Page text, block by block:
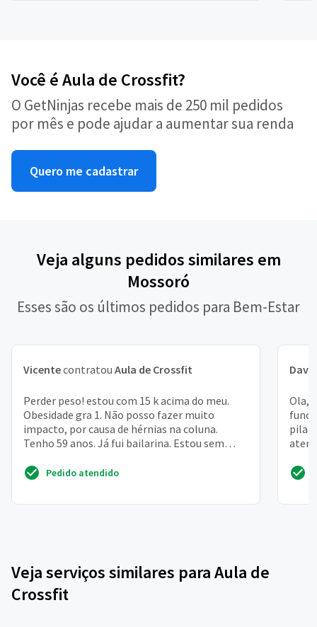
Você é Aula de Crossfit?
O GetNinjas recebe mais de 250 mil pedidos
por mês e pode ajudar a aumentar sua renda
Quero me cadastrar
Veja alguns pedidos similares em
Mossoró
Esses são os últimos pedidos para Bem-Estar
Vicentecontratou Aula de Crossfit
Perder peso! estou com 15 k acima do meu.
Obesidade gra 1. Não posso fazer muito
impacto, por causa de hérnias na coluna.
Tenho 59 anos. Já fui bailarina. Estou sem
Pedido atendido
Davi
Ola,
Veja serviços similares para Aula de
Crossfit